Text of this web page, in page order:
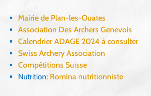
Mairie de Plan-les-Ouates
Association Des Archers Genevois
Calendrier ADAGE 2024 à consulter
Swiss Archery Association
Compétitions Suisse
Nutrition: Romina nutritionniste